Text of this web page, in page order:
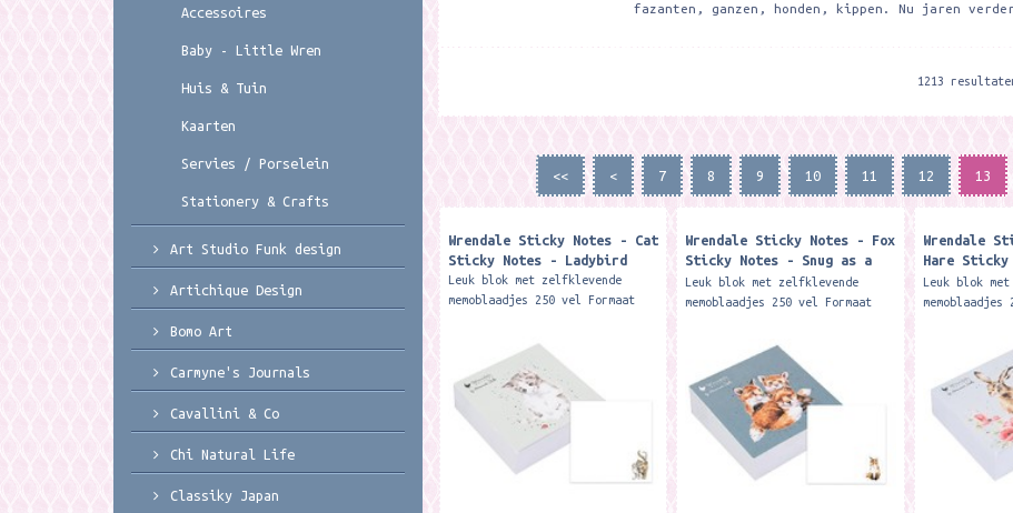
fazanten, ganzen, honden, kippen. Nu jaren
1213
<< < 7 8 9 10 11 12 13
Wrendale Sticky Notes - Cat
Sticky Notes - Ladybird
Leuk blok met zelfklevende
memoblaadjes 250 vel Formaat
sticky note block...
Wrendale Sticky Notes - Fox
Sticky Notes - Snug as a
Cub
Leuk blok met zelfklevende
memoblaadjes 250 vel Formaat
sticky note block...
Wrendale
Hare
of Flowers
Leuk blok
gorgeous
Accessoires
Baby - Little Wren
Huis & Tuin
Kaarten
Servies / Porselein
Stationery & Crafts
Art Studio Funk design
Artichique Design
Bomo Art
Carmyne's Journals
Cavallini & Co
Chi Natural Life
Classiky Japan